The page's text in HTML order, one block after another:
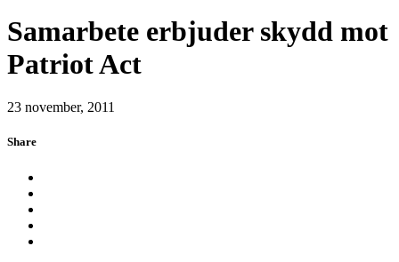
Samarbete erbjuder skydd mot
Patriot Act
23 november, 2011
Share